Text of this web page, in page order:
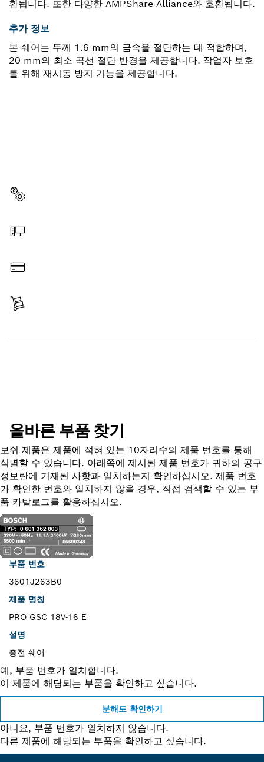
환됩니다. 또한 다양한 AMPShare Alliance와 호환됩니다.
추가 정보
본 쉐어는 두께 1.6 mm의 금속을 절단하는 데 적합하며,
20 mm의 최소 곡선 절단 반경을 제공합니다. 작업자 보호
를 위해 재시동 방지 기능을 제공합니다.
올바른 부품 찾기
보쉬 제품은 제품에 적혀 있는 10자리수의 제품 번호를 통해
식별할 수 있습니다. 아래쪽에 제시된 제품 번호가 귀하의 공구
정보란에 기재된 사항과 일치하는지 확인하십시오. 제품 번호
가 확인한 번호와 일치하지 않을 경우, 직접 검색할 수 있는 부
품 카탈로그를 활용하십시오.
부품 번호
3601J263B0
제품 명칭
PRO GSC 18V-16 E
설명
충전 쉐어
예, 부품 번호가 일치합니다.
이 제품에 해당되는 부품을 확인하고 싶습니다.
분해도 확인하기
아니요, 부품 번호가 일치하지 않습니다.
다른 제품에 해당되는 부품을 확인하고 싶습니다.